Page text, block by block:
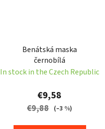
Benátská maska
černobílá
In stock in the Czech Republic
€9,58
€9,88 (–3 %)